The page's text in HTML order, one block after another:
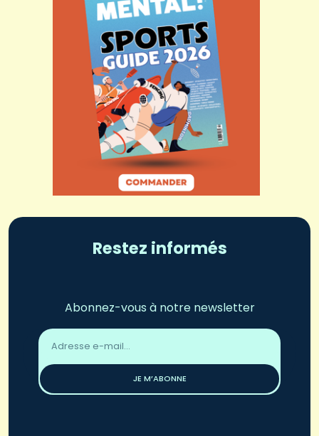
Restez informés
Abonnez-vous à notre newsletter
Adresse
email
JE M’ABONNE